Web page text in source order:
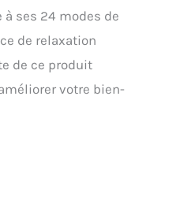
ses 24 modes de
de relaxation
de ce produit
votre bien-